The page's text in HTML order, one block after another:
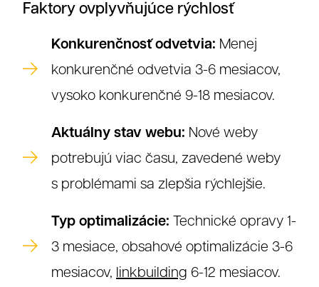
Faktory ovplyvňujúce rýchlosť
Konkurenčnosť odvetvia: Menej
konkurenčné odvetvia 3-6 mesiacov,
vysoko konkurenčné 9-18 mesiacov.
Aktuálny stav webu: Nové weby
potrebujú viac času, zavedené weby
s problémami sa zlepšia rýchlejšie.
Typ optimalizácie: Technické opravy 1-
3 mesiace, obsahové optimalizácie 3-6
mesiacov, linkbuilding 6-12 mesiacov.